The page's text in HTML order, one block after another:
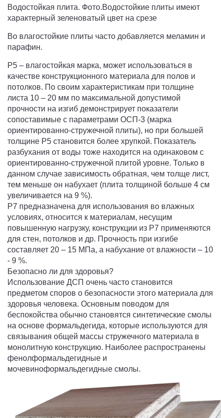
Водостойкая плита. Фото.Водостойкие плиты имеют
характерный зеленоватый цвет на срезе
Во влагостойкие плиты часто добавляется меламин и
парафин.
P5 – влагостойкая марка, может использоваться в
качестве конструкционного материала для полов и
потолков. По своим характеристикам при толщине
листа 10 – 20 мм по максимальной допустимой
прочности на изгиб демонстрирует показатели
сопоставимые с параметрами ОСП-3 (марка
ориентированно-стружечной плиты), но при большей
толщине P5 становится более хрупкой. Показатель
разбухания от воды тоже находится на одинаковом с
ориентированно-стружечной плитой уровне. Только в
данном случае зависимость обратная, чем толще лист,
тем меньше он набухает (плита толщиной больше 4 см
увеличивается на 9 %).
P7 предназначена для использования во влажных
условиях, относится к материалам, несущим
повышенную нагрузку, конструкции из P7 применяются
для стен, потолков и др. Прочность при изгибе
составляет 20 – 15 МПа, а набухание от влажности – 10
- 9 %.
Безопасно ли для здоровья?
Использование ДСП очень часто становится
предметом споров о безопасности этого материала для
здоровья человека. Основным поводом для
беспокойства обычно становятся синтетические смолы
на основе формальдегида, которые используются для
связывания общей массы стружечного материала в
монолитную конструкцию. Наиболее распространены
фенолформальдегидные и
мочевиноформальдегидные смолы.